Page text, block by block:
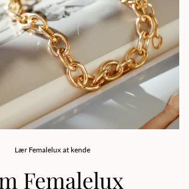
Lær Femalelux at kende
Femalelux